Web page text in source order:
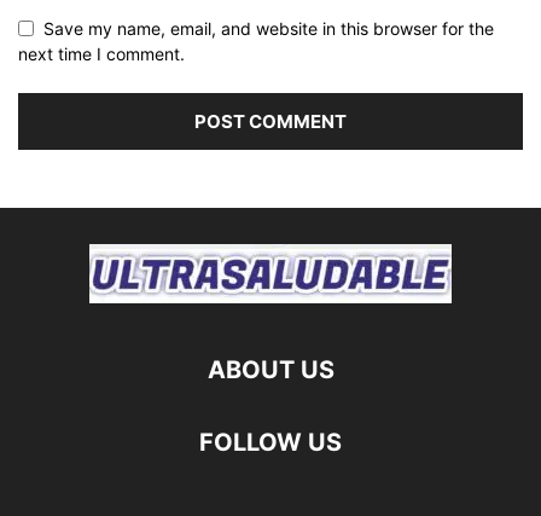
Save my name, email, and website in this browser for the
next time I comment.
ABOUT US
FOLLOW US